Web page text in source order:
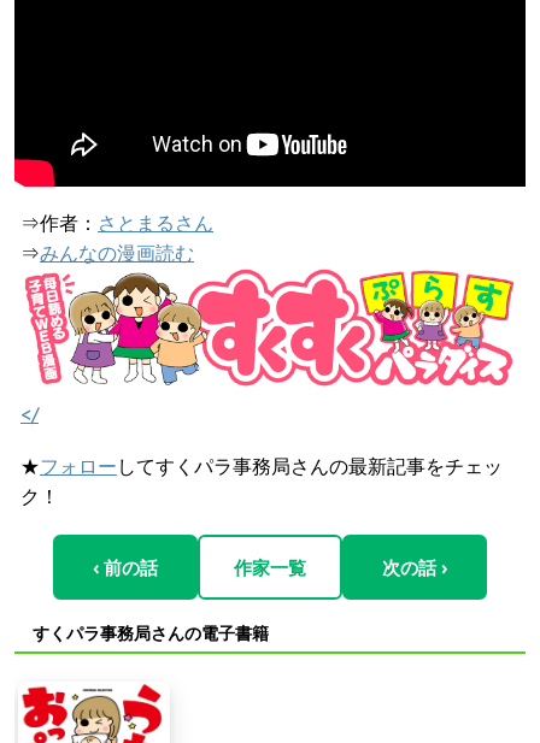
⇒作者： さとまるさん
⇒みんなの漫画読む
</
★フォロー してすくパラ事務局さんの最新記事をチェッ
ク！
‹ 前の話 作家一覧 次の話 ›
すくパラ事務局さんの電子書籍